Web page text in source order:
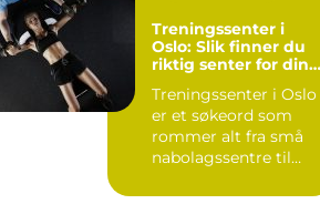
Treningssenter i
Oslo: Slik finner du
riktig senter for dine
Treningssenter i Oslo
er et søkeord som
rommer alt fra små
nabolagssentre til